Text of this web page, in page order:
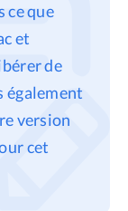
ce que
et
de
également
version
cet